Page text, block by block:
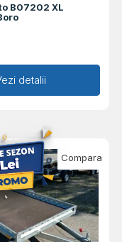
B07202 XL
în coș
detalii
Compara